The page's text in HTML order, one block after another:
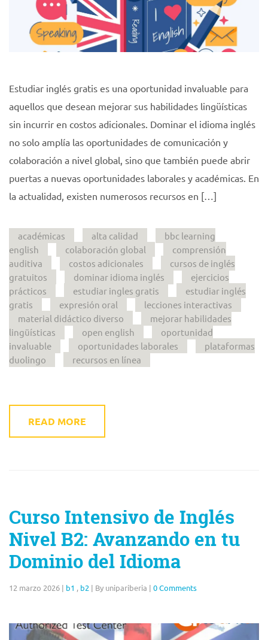
Estudiar inglés gratis es una oportunidad invaluable para
aquellos que desean mejorar sus habilidades lingüísticas
sin incurrir en costos adicionales. Dominar el idioma inglés
no solo amplía las oportunidades de comunicación y
colaboración a nivel global, sino que también puede abrir
puertas a nuevas oportunidades laborales y académicas. En
la actualidad, existen numerosos recursos en […]
académicas alta calidad
bbc learning
english
colaboración global
comprensión
auditiva
costos adicionales
cursos de inglés
gratuitos
dominar idioma inglés
ejercicios
prácticos
estudiar ingles gratis
estudiar inglés
gratis
expresión oral
lecciones interactivas
material didáctico diverso
mejorar habilidades
lingüísticas
open english
oportunidad
invaluable
oportunidades laborales
plataformas
duolingo
recursos en línea
READ MORE
Curso Intensivo de Inglés
Nivel B2: Avanzando en tu
Dominio del Idioma
12 marzo 2026 | b1 , b2 | By unipariberia | 0 Comments